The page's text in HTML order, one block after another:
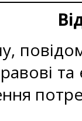
та